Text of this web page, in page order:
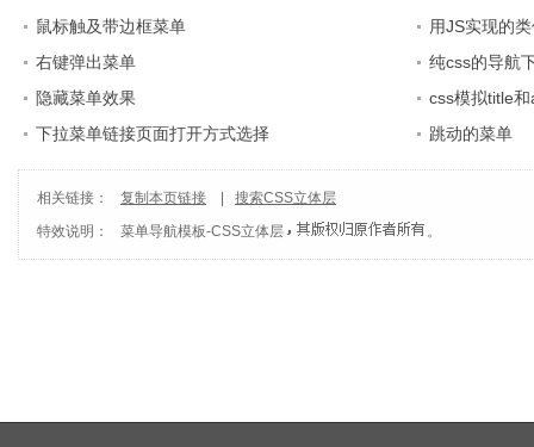
鼠标触及带边框菜单
用JS实现的
右键弹出菜单
纯css的导航
隐藏菜单效果
css模拟title
下拉菜单链接页面打开方式选择
跳动的菜单
相关链接： 复制本页链接
搜索CSS立体层
特效说明：
菜单导航模板-CSS立体层 。